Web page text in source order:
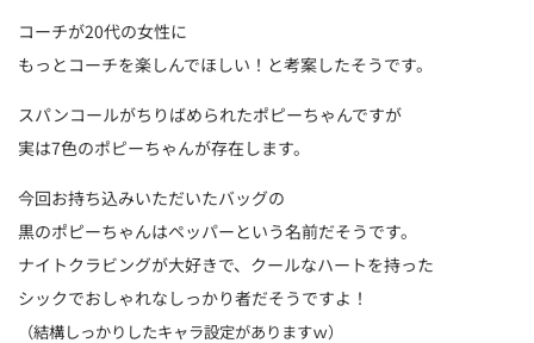
コーチが20代の女性に
もっとコーチを楽しんでほしい！と考案したそうです。
スパンコールがちりばめられたポピーちゃんですが
実は7色のポピーちゃんが存在します。
今回お持ち込みいただいたバッグの
黒のポピーちゃんはペッパーという名前だそうです。
ナイトクラビングが大好きで、クールなハートを持った
シックでおしゃれなしっかり者だそうですよ！
（結構しっかりしたキャラ設定がありますｗ）